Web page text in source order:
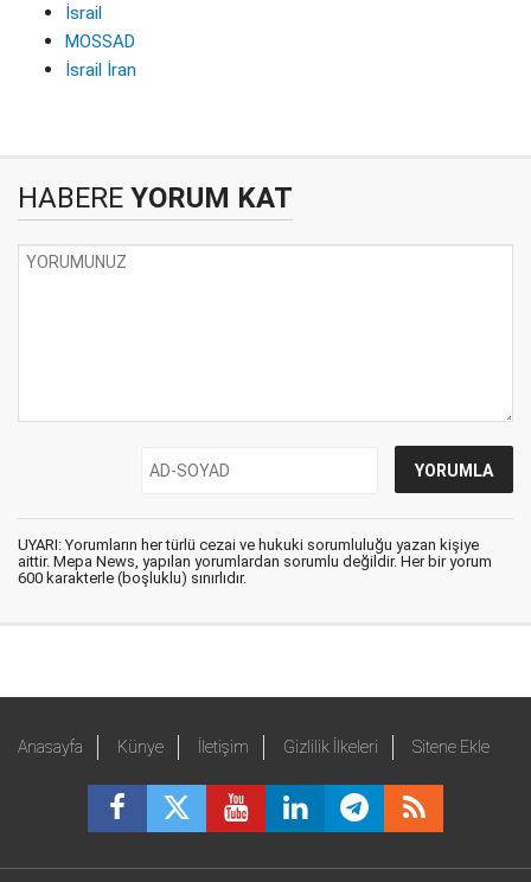
İsrail
MOSSAD
İsrail İran
HABERE YORUM KAT
UYARI: Yorumların her türlü cezai ve hukuki sorumluluğu yazan kişiye
aittir. Mepa News, yapılan yorumlardan sorumlu değildir. Her bir yorum
600 karakterle (boşluklu) sınırlıdır.
Anasayfa Künye İletişim Gizlilik İlkeleri Sitene Ekle